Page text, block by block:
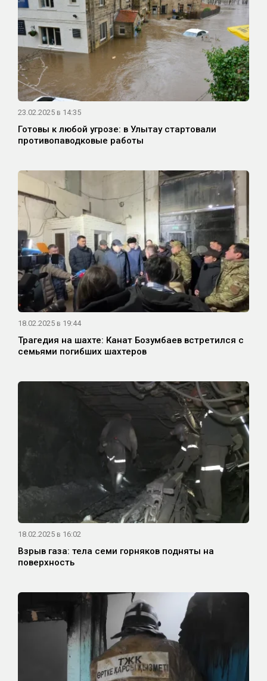
23.02.2025 в 14:35
Готовы к любой угрозе: в Улытау стартовали
противопаводковые работы
18.02.2025 в 19:44
Трагедия на шахте: Канат Бозумбаев встретился с
семьями погибших шахтеров
18.02.2025 в 16:02
Взрыв газа: тела семи горняков подняты на
поверхность